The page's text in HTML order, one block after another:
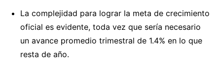
La complejidad para lograr la meta de crecimiento
oficial es evidente, toda vez que sería necesario
un avance promedio trimestral de 1.4% en lo que
resta de año.